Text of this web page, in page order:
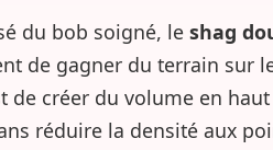
du bob soigné, le shag
de gagner du terrain sur
de créer du volume en
réduire la densité aux